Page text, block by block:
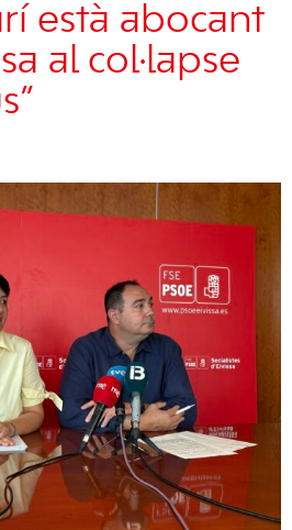
està abocant
al col·lapse